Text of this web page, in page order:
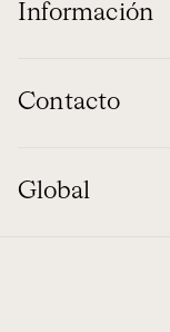
Información
Contacto
Global